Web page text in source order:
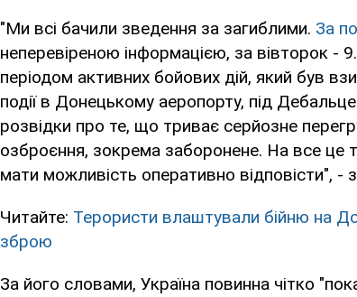
"Ми всі бачили зведення за загиблими. За
неперевіреною інформацією, за вівторок -
періодом активних бойових дій, який був
події в Донецькому аеропорту, під
розвідки про те, що триває серйозне
озброєння, зокрема заборонене. На все це
мати можливість оперативно відповісти", -
Читайте: Терористи влаштували бійню на
зброю
За його словами, Україна повинна чітко